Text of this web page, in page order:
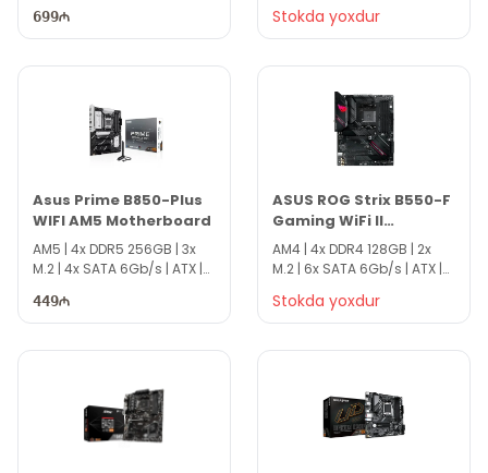
699 Stokda yoxdur
Asus Prime B850-Plus
WIFI AM5 Motherboard
AM5 | 4x DDR5 256GB | 3x
M.2 | 4x SATA 6Gb/s | ATX |
449
ASUS ROG Strix B550-F
Gaming WiFi II
Motherboard
AM4 | 4x DDR4 128GB | 2x
M.2 | 6x SATA 6Gb/s | ATX |
Stokda yoxdur